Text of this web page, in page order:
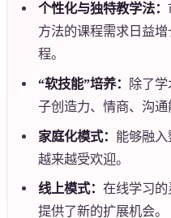
个性化与独特教学法：
方法的课程需求日益
程。
“软技能”培养：
除了
子创造力、情商、沟通
家庭化模式： 能够融
越来越受欢迎。
线上模式： 在线学习的
提供了新的扩展机会。